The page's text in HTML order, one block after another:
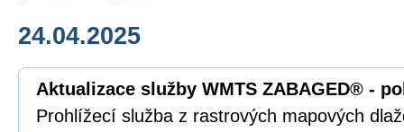
24.04.2025
Aktualizace služby WMTS ZABAGED® -
Prohlížecí služba z rastrových mapových